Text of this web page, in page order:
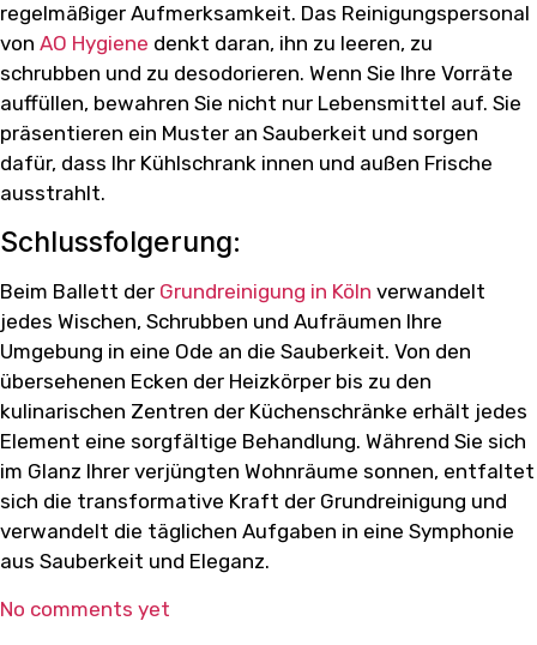
regelmäßiger Aufmerksamkeit. Das Reinigungspersonal
von AO Hygiene denkt daran, ihn zu leeren, zu
schrubben und zu desodorieren. Wenn Sie Ihre Vorräte
auffüllen, bewahren Sie nicht nur Lebensmittel auf. Sie
präsentieren ein Muster an Sauberkeit und sorgen
dafür, dass Ihr Kühlschrank innen und außen Frische
ausstrahlt.
Schlussfolgerung:
Beim Ballett der Grundreinigung in Köln verwandelt
jedes Wischen, Schrubben und Aufräumen Ihre
Umgebung in eine Ode an die Sauberkeit. Von den
übersehenen Ecken der Heizkörper bis zu den
kulinarischen Zentren der Küchenschränke erhält jedes
Element eine sorgfältige Behandlung. Während Sie sich
im Glanz Ihrer verjüngten Wohnräume sonnen, entfaltet
sich die transformative Kraft der Grundreinigung und
verwandelt die täglichen Aufgaben in eine Symphonie
aus Sauberkeit und Eleganz.
No comments yet